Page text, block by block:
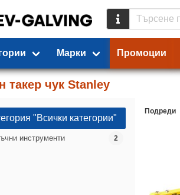
Марки Промоции
такер чук Stanley
"Всички категории"
инструменти 2
Подреди